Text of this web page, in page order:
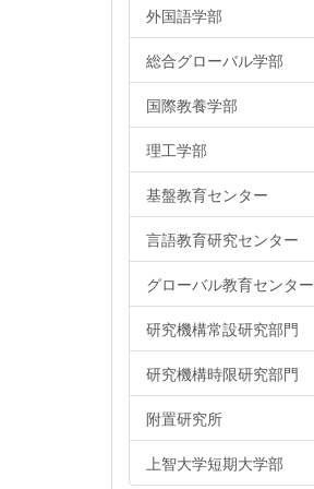
外国語学部
総合グローバル学部
国際教養学部
理工学部
基盤教育センター
言語教育研究センター
グローバル教育センター
研究機構常設研究部門
研究機構時限研究部門
附置研究所
上智大学短期大学部